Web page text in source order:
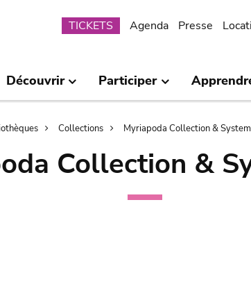
Submenu
TICKETS Agenda Presse
Découvrir Participer
Collections Myriapoda Collection &
Collection &